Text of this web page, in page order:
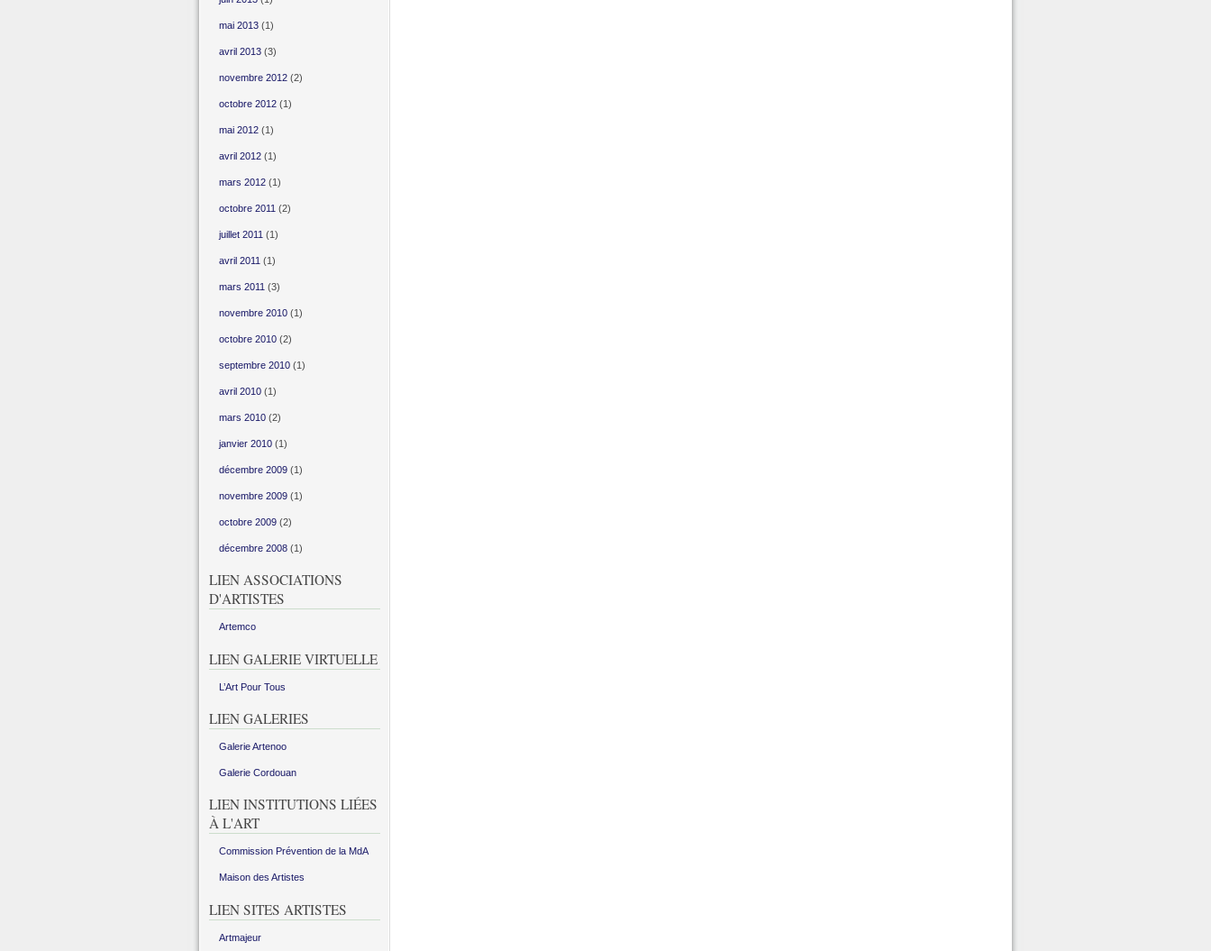
mai 2013(1)
avril 2013(3)
novembre 2012(2)
octobre 2012(1)
mai 2012(1)
avril 2012(1)
mars 2012(1)
octobre 2011 (2)
juillet 2011 (1)
avril 2011 (1)
mars 2011 (3)
novembre 2010(1)
octobre 2010(2)
septembre 2010(1)
avril 2010(1)
mars 2010(2)
janvier 2010(1)
décembre 2009(1)
novembre 2009(1)
octobre 2009(2)
décembre 2008(1)
LIEN ASSOCIATIONS
D'ARTISTES
Artemco
LIEN GALERIE VIRTUELLE
L’Art Pour Tous
LIEN GALERIES
Galerie Artenoo
Galerie Cordouan
LIEN INSTITUTIONS LIÉES
À L'ART
Commission Prévention de la MdA
Maison des Artistes
LIEN SITES ARTISTES
Artmajeur